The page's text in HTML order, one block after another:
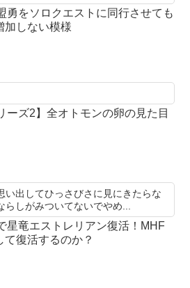
勇をソロクエストに同行させても
加しない模様
ーズ2】全オトモンの卵の見た目
い出してひっさびさに見にきたらな
しがみついてないでやめ...
星竜エストレリアン復活！MHF
復活するのか？